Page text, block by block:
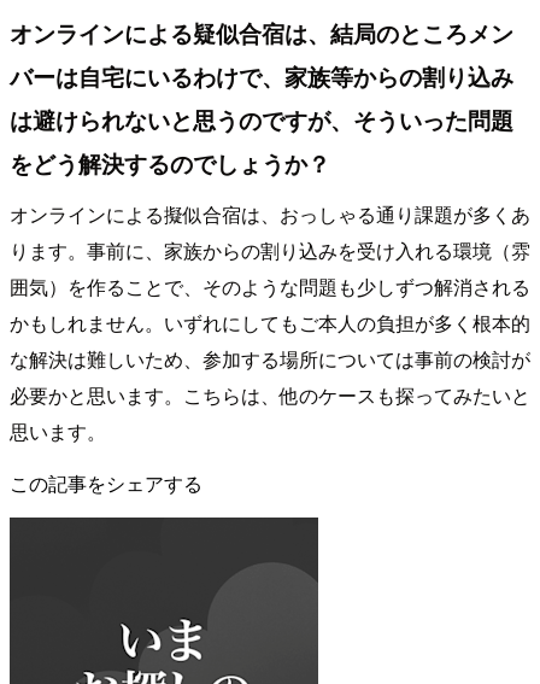
オンラインによる疑似合宿は、結局のところメン
バーは自宅にいるわけで、家族等からの割り込み
は避けられないと思うのですが、そういった問題
をどう解決するのでしょうか？
オンラインによる擬似合宿は、おっしゃる通り課題が多くあ
ります。事前に、家族からの割り込みを受け入れる環境（雰
囲気）を作ることで、そのような問題も少しずつ解消される
かもしれません。いずれにしてもご本人の負担が多く根本的
な解決は難しいため、参加する場所については事前の検討が
必要かと思います。こちらは、他のケースも探ってみたいと
思います。
この記事をシェアする